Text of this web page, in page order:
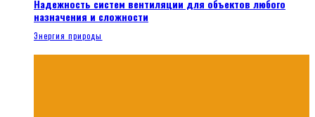
Надежность систем вентиляции для объектов любого
назначения и сложности
Энергия природы